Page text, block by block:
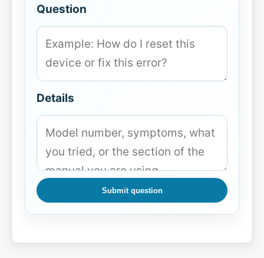
Question
Details
Submit question